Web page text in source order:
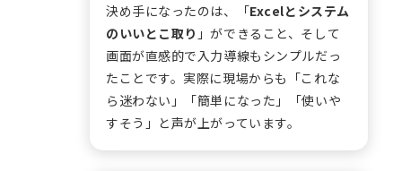
決め手になったのは、「Excelとシステム
のいいとこ取り 」ができること、そして
画面が直感的で入力導線もシンプルだっ
たことです。実際に現場からも「これな
ら迷わない」「簡単になった」「使いや
すそう」と声が上がっています。